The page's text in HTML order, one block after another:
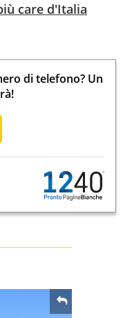
care d'Italia
di telefono? Un